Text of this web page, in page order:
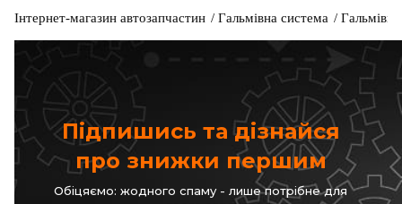
BREMBO
грн
2 181 грн
КУПИТИ
Відправка
TEXTAR
Renault Kangoo 08-/Zoe 12-
2 503
КУПИТИ
Відправка 10.08
Інтернет-магазин автозапчастин Гальмівна система
Підпишись та дізнайся
про знижки першим
Обіцяємо: жодного спаму - лише потрібне для